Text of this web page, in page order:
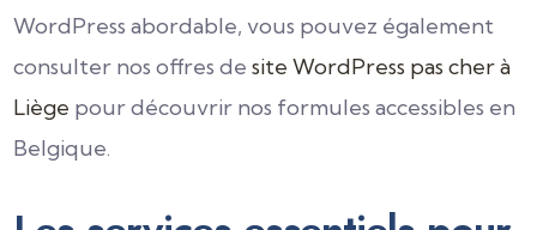
WordPress abordable, vous pouvez également
consulter nos offres de site WordPress pas cher à
Liège pour découvrir nos formules accessibles en
Belgique.